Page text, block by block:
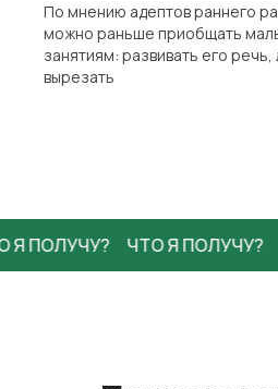
По мнению адептов раннего
можно раньше приобщать
занятиям: развивать его речь,
вырезать
ПОЛУЧУ? ЧТО Я ПОЛУЧУ?